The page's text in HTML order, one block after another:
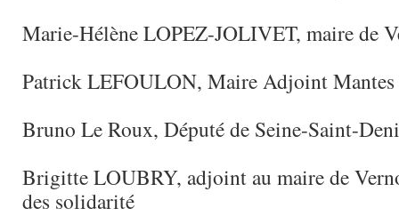
Marie-Hélène LOPEZ-JOLIVET, maire de
Patrick LEFOULON, Maire Adjoint
Bruno Le Roux, Député de Seine-Saint-
Brigitte LOUBRY, adjoint au maire de
des solidarité